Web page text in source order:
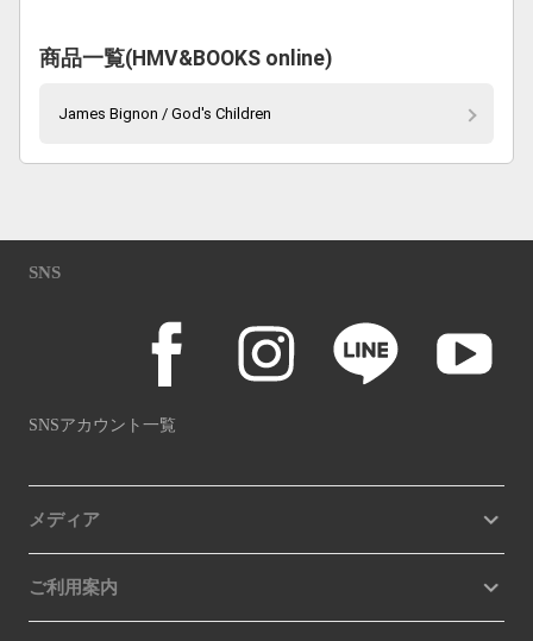
商品一覧(HMV&BOOKS online)
James Bignon / God's Children
SNS
SNSアカウント一覧
メディア
ご利用案内